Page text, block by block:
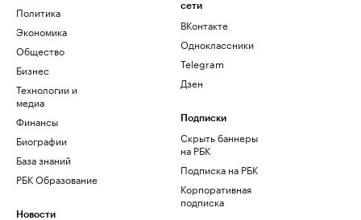
Политика
Экономика
Общество
Бизнес
Технологии и
медиа
Финансы
Биографии
База знаний
РБК Образование
Новости
сети
ВКонтакте
Одноклассники
Telegram
Дзен
Подписки
Скрыть баннеры
на РБК
Подписка на РБК
Корпоративная
подписка